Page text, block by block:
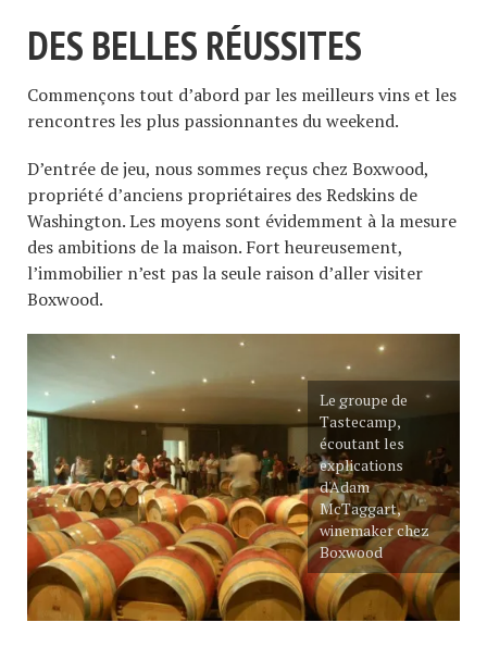
DES BELLES RÉUSSITES
Commençons tout d’abord par les meilleurs vins et les
rencontres les plus passionnantes du weekend.
D’entrée de jeu, nous sommes reçus chez Boxwood,
propriété d’anciens propriétaires des Redskins de
Washington. Les moyens sont évidemment à la mesure
des ambitions de la maison. Fort heureusement,
l’immobilier n’est pas la seule raison d’aller visiter
Boxwood.
Le groupe de
Tastecamp,
écoutant les
explications
d'Adam
McTaggart,
winemaker chez
Boxwood